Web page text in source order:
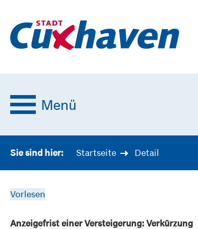
Menü
Sie sind hier: Startseite Detail
Vorlesen
Anzeigefrist einer Versteigerung: Verkürzung